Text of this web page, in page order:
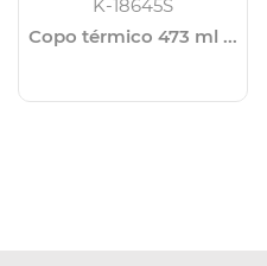
K-18645S
Copo térmico 473 ml ...